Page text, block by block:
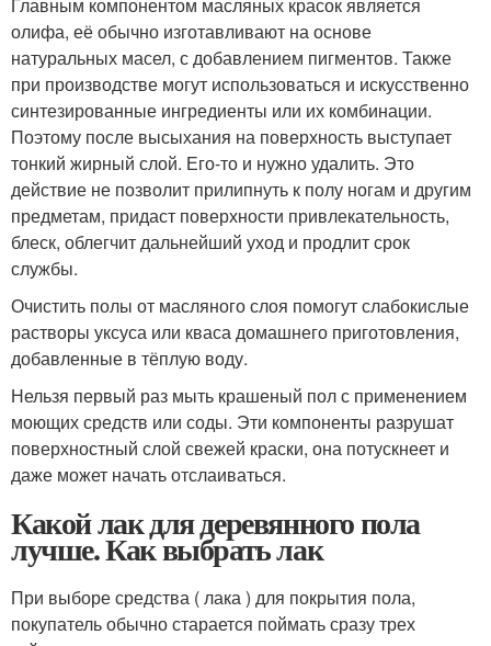
олифа, её обычно изготавливают на основе
натуральных масел, с добавлением пигментов. Также
при производстве могут использоваться и искусственно
синтезированные ингредиенты или их комбинации.
Поэтому после высыхания на поверхность выступает
тонкий жирный слой. Его-то и нужно удалить. Это
действие не позволит прилипнуть к полу ногам и другим
предметам, придаст поверхности привлекательность,
блеск, облегчит дальнейший уход и продлит срок
службы.
Очистить полы от масляного слоя помогут слабокислые
растворы уксуса или кваса домашнего приготовления,
добавленные в тёплую воду.
Нельзя первый раз мыть крашеный пол с применением
моющих средств или соды. Эти компоненты разрушат
поверхностный слой свежей краски, она потускнеет и
даже может начать отслаиваться.
Какой лак для деревянного пола
лучше. Как выбрать лак
При выборе средства ( лака ) для покрытия пола,
покупатель обычно старается поймать сразу трех